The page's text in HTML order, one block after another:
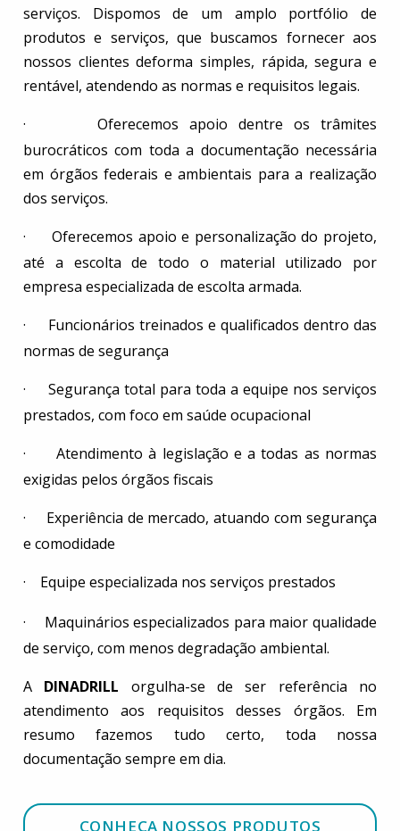
serviços. Dispomos de um amplo portfólio de
produtos e serviços, que buscamos fornecer aos
nossos clientes deforma simples, rápida, segura e
rentável, atendendo as normas e requisitos legais.
·
Oferecemos apoio dentre os trâmites
burocráticos com toda a documentação necessária
em órgãos federais e ambientais para a realização
dos serviços.
·
Oferecemos apoio e personalização do projeto,
até a escolta de todo o material utilizado por
empresa especializada de escolta armada.
·
Funcionários treinados e qualificados dentro das
normas de segurança
·
Segurança total para toda a equipe nos serviços
prestados, com foco em saúde ocupacional
·
Atendimento à legislação e a todas as normas
exigidas pelos órgãos fiscais
·
Experiência de mercado, atuando com segurança
e comodidade
·
Equipe especializada nos serviços prestados
·
Maquinários especializados para maior qualidade
de serviço, com menos degradação ambiental.
A DINADRILL orgulha-se de ser referência no
atendimento aos requisitos desses órgãos. Em
resumo fazemos tudo certo, toda nossa
documentação sempre em dia.
CONHEÇA NOSSOS PRODUTOS